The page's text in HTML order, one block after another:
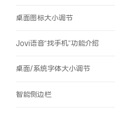
桌面图标大小调节
Jovi语音“找手机”功能介绍
桌面/系统字体大小调节
智能侧边栏